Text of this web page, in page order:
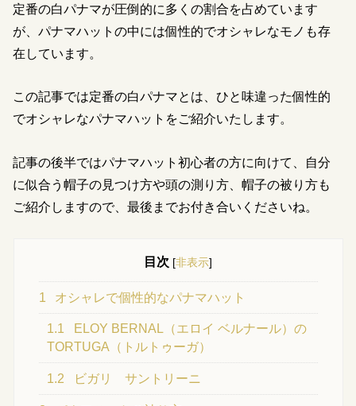
定番の白パナマが圧倒的に多くの割合を占めています
が、パナマハットの中には個性的でオシャレなモノも存
在しています。
この記事では定番の白パナマとは、ひと味違った個性的
でオシャレなパナマハットをご紹介いたします。
記事の後半ではパナマハット初心者の方に向けて、自分
に似合う帽子の見つけ方や頭の測り方、帽子の被り方も
ご紹介しますので、最後までお付き合いくださいね。
目次 [非表示]
1 オシャレで個性的なパナマハット
1.1
ELOY BERNAL（エロイ ベルナール）の
TORTUGA（トルトゥーガ）
1.2 ビガリ サントリーニ